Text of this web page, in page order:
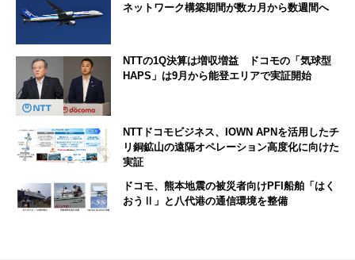
ネットワーク構築期間が数カ月から数週間へ
NTTの1Q決算は増収増益 ドコモの「気球型
HAPS」は9月から能登エリアで実証開始
NTTドコモビジネス、IOWN APNを活用したチ
リ銅鉱山の遠隔オペレーション高度化に向けた
実証
ドコモ、熊本地震の被災者向けPFI船舶「はく
おうⅡ」と八代港の通信環境を整備